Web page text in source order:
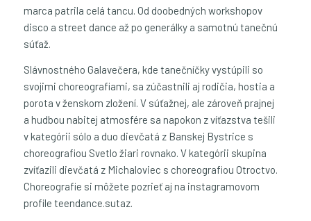
marca patrila celá tancu. Od doobedných workshopov
disco a street dance až po generálky a samotnú tanečnú
súťaž.
Slávnostného Galavečera, kde tanečníčky vystúpili so
svojimi choreografiami, sa zúčastnili aj rodičia, hostia a
porota v ženskom zložení. V súťažnej, ale zároveň prajnej
a hudbou nabitej atmosfére sa napokon z víťazstva tešili
v kategórii sólo a duo dievčatá z Banskej Bystrice s
choreografiou Svetlo žiari rovnako. V kategórii skupina
zvíťazili dievčatá z Michaloviec s choreografiou Otroctvo.
Choreografie si môžete pozrieť aj na instagramovom
profile teendance.sutaz.